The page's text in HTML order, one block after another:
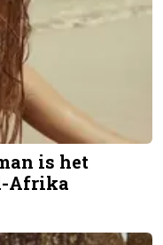
is het
Afrika